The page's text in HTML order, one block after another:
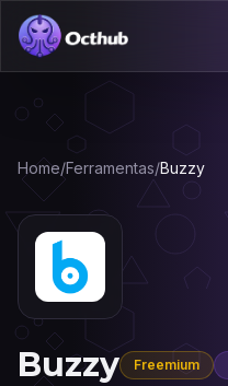
Home/Ferramentas/Buzzy
Buzzy Freemium